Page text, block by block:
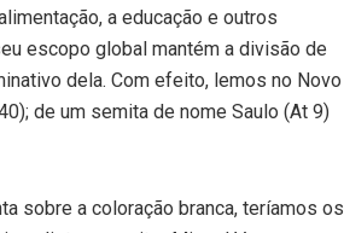
a educação e outros
escopo global mantém a divisão de
dela. Com efeito, lemos no Novo
de um semita de nome Saulo (At 9)
sobre a coloração branca, teríamos os